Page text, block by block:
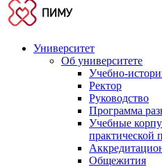
Университет
Об университете
Учебно-
Ректор
Руководство
Программа
Учебные
практической
Общежития